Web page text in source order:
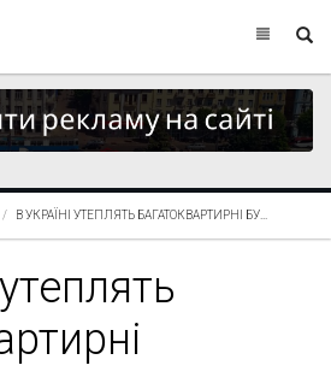
В УКРАЇНІ УТЕПЛЯТЬ БАГАТОКВАРТИРНІ БУ...